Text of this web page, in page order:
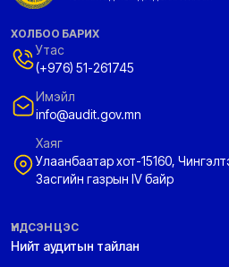
ХОЛБОО БАРИХ
Утас
(+976) 51-261745
Имэйл
info@audit.gov.mn
Хаяг
Улаанбаатар хот-15160,
Засгийн газрын IV байр
ҮНДСЭН ЦЭС
Нийт аудитын тайлан